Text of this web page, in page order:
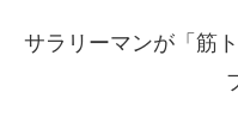
サラリーマンが「筋